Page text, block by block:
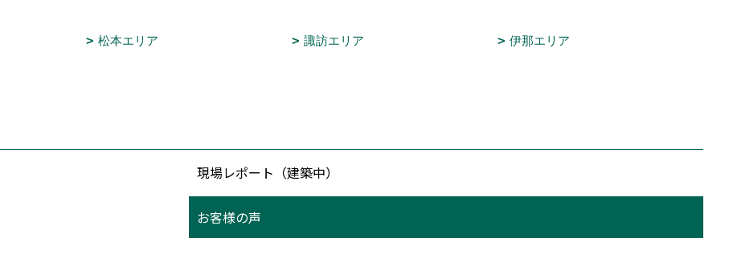
松本エリア 諏訪エリア 伊那エリア
現場レポート（建築中）
お客様の声